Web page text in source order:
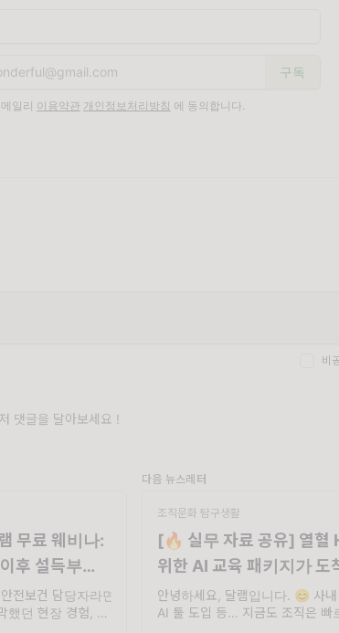
일리 이용약관 개인정보처리방침 에 동의합니다.
비
댓글을 달아보세요 !
무료 웨비나:
후 설득부터
전보건 담당자라면
했던 현장 경험, 한
다음 뉴스레터
조직문화 탐구생활
[🔥 실무 자료 공유] 열혈
위한 AI 교육 패키지가 도
다.
안녕하세요, 달램입니다. 😊 사내
AI 툴 도입 등… 지금도 조직은 빠